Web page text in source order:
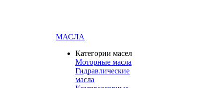
МАСЛА
Категории масел
Моторные масла
Гидравлические
масла